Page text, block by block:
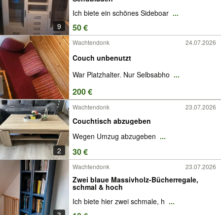
9
Ich biete ein schönes Sideboar ...
50 €
Wachtendonk 24.07.2026
Couch unbenutzt
War Platzhalter. Nur Selbsabho ...
200 €
2
Wachtendonk 23.07.2026
Couchtisch abzugeben
Wegen Umzug abzugeben ...
30 €
Wachtendonk 23.07.2026
Zwei blaue Massivholz-Bücherregale,
schmal & hoch
Ich biete hier zwei schmale, h ...